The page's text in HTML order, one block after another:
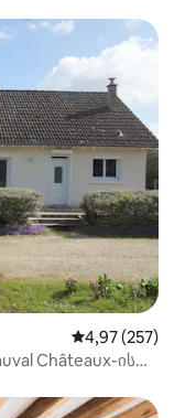
საშუალო
4,97 (257)
Châteaux-ის